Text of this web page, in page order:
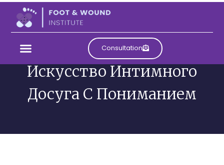
Consultation
Девушки На Выезд:
Искусство Интимного
Досуга С Пониманием